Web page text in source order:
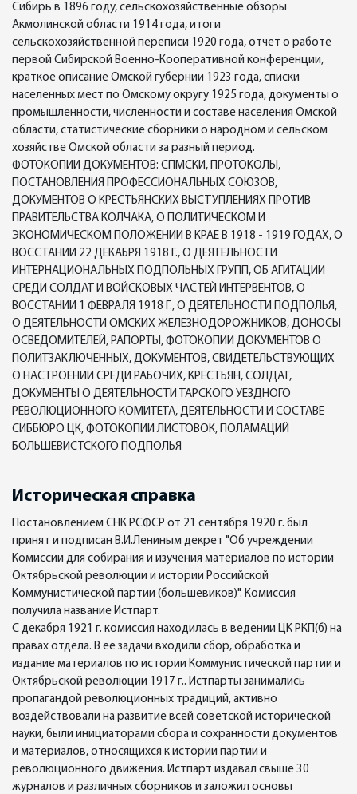
Сибирь в 1896 году, сельскохозяйственные обзоры
Акмолинской области 1914 года, итоги
сельскохозяйственной переписи 1920 года, отчет о работе
первой Сибирской Военно-Кооперативной конференции,
краткое описание Омской губернии 1923 года, списки
населенных мест по Омскому округу 1925 года, документы о
промышленности, численности и составе населения Омской
области, статистические сборники о народном и сельском
хозяйстве Омской области за разный период.
ФОТОКОПИИ ДОКУМЕНТОВ: СПМСКИ, ПРОТОКОЛЫ,
ПОСТАНОВЛЕНИЯ ПРОФЕССИОНАЛЬНЫХ СОЮЗОВ,
ДОКУМЕНТОВ О КРЕСТЬЯНСКИХ ВЫСТУПЛЕНИЯХ ПРОТИВ
ПРАВИТЕЛЬСТВА КОЛЧАКА, О ПОЛИТИЧЕСКОМ И
ЭКОНОМИЧЕСКОМ ПОЛОЖЕНИИ В КРАЕ В 1918 - 1919 ГОДАХ, О
ВОССТАНИИ 22 ДЕКАБРЯ 1918 Г., О ДЕЯТЕЛЬНОСТИ
ИНТЕРНАЦИОНАЛЬНЫХ ПОДПОЛЬНЫХ ГРУПП, ОБ АГИТАЦИИ
СРЕДИ СОЛДАТ И ВОЙСКОВЫХ ЧАСТЕЙ ИНТЕРВЕНТОВ, О
ВОССТАНИИ 1 ФЕВРАЛЯ 1918 Г., О ДЕЯТЕЛЬНОСТИ ПОДПОЛЬЯ,
О ДЕЯТЕЛЬНОСТИ ОМСКИХ ЖЕЛЕЗНОДОРОЖНИКОВ, ДОНОСЫ
ОСВЕДОМИТЕЛЕЙ, РАПОРТЫ, ФОТОКОПИИ ДОКУМЕНТОВ О
ПОЛИТЗАКЛЮЧЕННЫХ, ДОКУМЕНТОВ, СВИДЕТЕЛЬСТВУЮЩИХ
О НАСТРОЕНИИ СРЕДИ РАБОЧИХ, КРЕСТЬЯН, СОЛДАТ,
ДОКУМЕНТЫ О ДЕЯТЕЛЬНОСТИ ТАРСКОГО УЕЗДНОГО
РЕВОЛЮЦИОННОГО КОМИТЕТА, ДЕЯТЕЛЬНОСТИ И СОСТАВЕ
СИББЮРО ЦК, ФОТОКОПИИ ЛИСТОВОК, ПОЛАМАЦИЙ
БОЛЬШЕВИСТСКОГО ПОДПОЛЬЯ
Историческая справка
Постановлением СНК РСФСР от 21 сентября 1920 г. был
принят и подписан В.И.Лениным декрет "Об учреждении
Комиссии для собирания и изучения материалов по истории
Октябрьской революции и истории Российской
Коммунистической партии (большевиков)". Комиссия
получила название Истпарт.
С декабря 1921 г. комиссия находилась в ведении ЦК РКП(б) на
правах отдела. В ее задачи входили сбор, обработка и
издание материалов по истории Коммунистической партии и
Октябрьской революции 1917 г.. Истпарты занимались
пропагандой революционных традиций, активно
воздействовали на развитие всей советской исторической
науки, были инициаторами сбора и сохранности документов
и материалов, относящихся к истории партии и
революционного движения. Истпарт издавал свыше 30
журналов и различных сборников и заложил основы